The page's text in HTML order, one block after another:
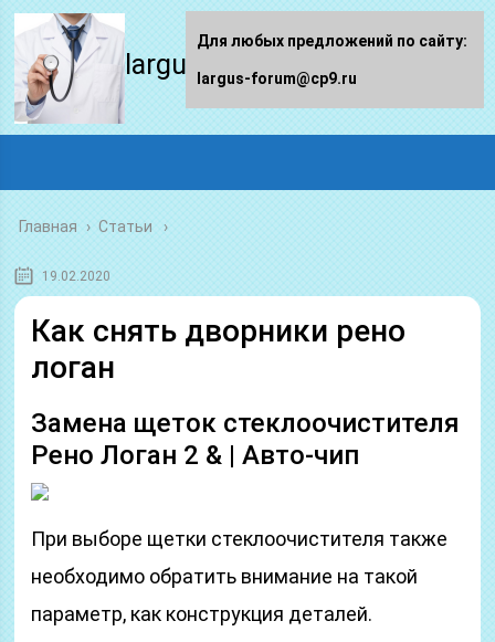
largus-forum.ru
Главная › Статьи
19.02.2020
Как снять дворники рено
логан
Замена щеток стеклоочистителя
Рено Логан 2 & | Авто-чип
При выборе щетки стеклоочистителя также
необходимо обратить внимание на такой
параметр, как конструкция деталей.
Для любых предложений по сайту:
largus-forum@cp9.ru